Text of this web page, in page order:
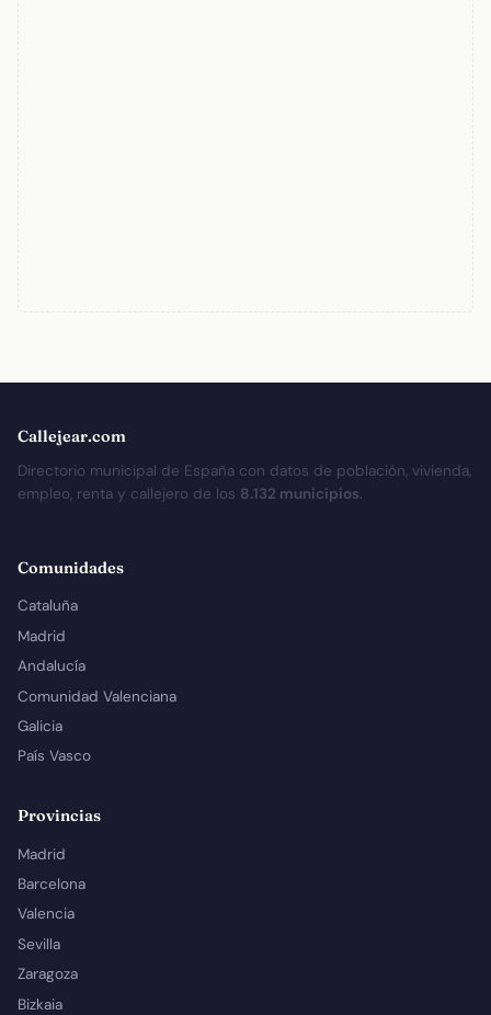
Callejear.com
Directorio municipal de España con datos de población, vivienda,
empleo, renta y callejero de los 8.132 municipios.
Comunidades
Cataluña
Madrid
Andalucía
Comunidad Valenciana
Galicia
País Vasco
Provincias
Madrid
Barcelona
Valencia
Sevilla
Zaragoza
Bizkaia